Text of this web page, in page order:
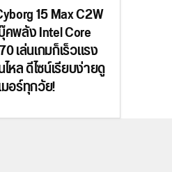
15 Max C2W
คพลัง Intel Core
เล่นเกมก็เร็วแรง
หล ดีไซน์เรียบง่ายดู
อร์ทุกวัย!